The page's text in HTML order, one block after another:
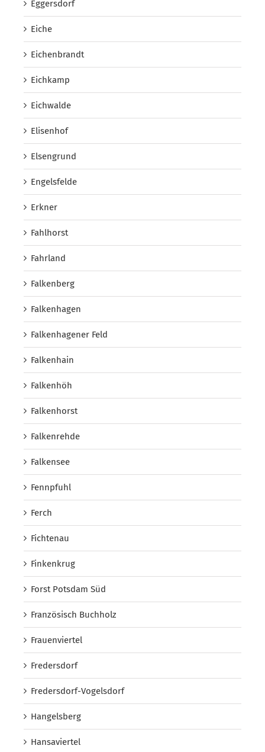
Eggersdorf
Eiche
Eichenbrandt
Eichkamp
Eichwalde
Elisenhof
Elsengrund
Engelsfelde
Erkner
Fahlhorst
Fahrland
Falkenberg
Falkenhagen
Falkenhagener Feld
Falkenhain
Falkenhöh
Falkenhorst
Falkenrehde
Falkensee
Fennpfuhl
Ferch
Fichtenau
Finkenkrug
Forst Potsdam Süd
Französisch Buchholz
Frauenviertel
Fredersdorf
Fredersdorf-Vogelsdorf
Hangelsberg
Hansaviertel